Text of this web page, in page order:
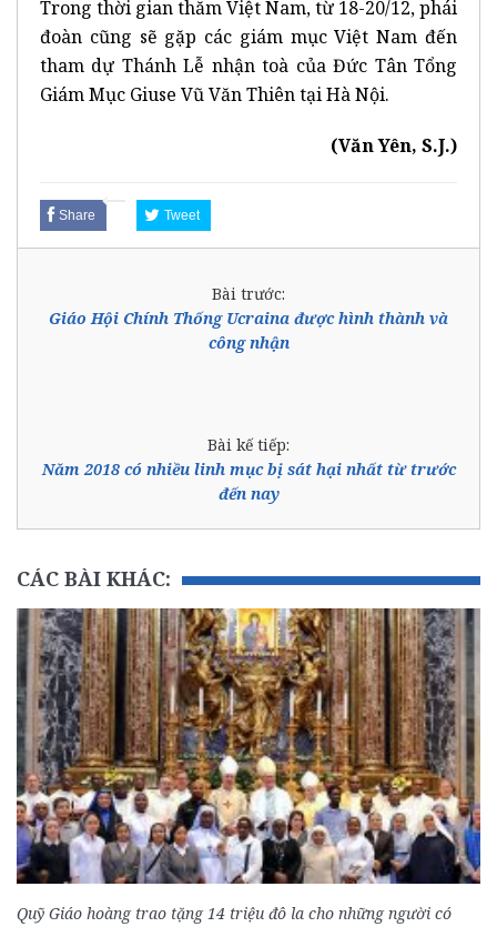
Trong thời gian thăm Việt Nam, từ 18-20/12, phái
đoàn cũng sẽ gặp các giám mục Việt Nam đến
tham dự Thánh Lễ nhận toà của Đức Tân Tổng
Giám Mục Giuse Vũ Văn Thiên tại Hà Nội.
(Văn Yên, S.J.)
Share Tweet
Bài trước:
Giáo Hội Chính Thống Ucraina được hình thành và
công nhận
Bài kế tiếp:
Năm 2018 có nhiều linh mục bị sát hại nhất từ trước
đến nay
CÁC BÀI KHÁC:
Quỹ Giáo hoàng trao tặng 14 triệu đô la cho những người có